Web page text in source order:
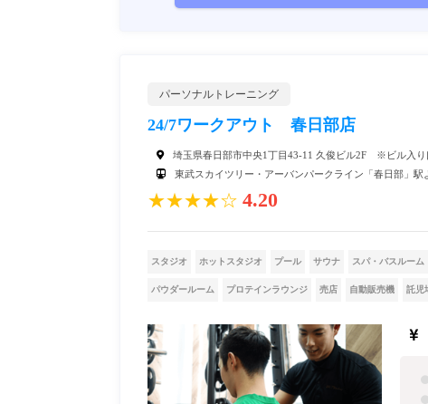
パーソナルトレーニング
24/7ワークアウト 春日部店
埼玉県春日部市中央1丁目43-11 久俊ビル2F ※ビル入り
東武スカイツリー・アーバンパークライン「春日部」駅
★★★★☆ 4.20
スタジオ ホットスタジオ プール サウナ スパ・バスルーム
パウダールーム プロテインラウンジ 売店 自動販売機 託児